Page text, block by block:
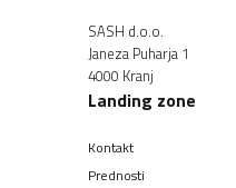
SASH d.o.o.
Janeza Puharja 1
4000 Kranj
Landing zone
Kontakt
Prednosti